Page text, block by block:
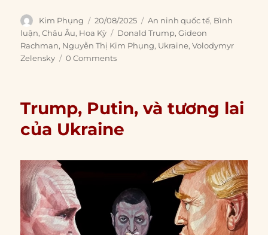
Author
Kim Phụng
Posted
on
20/08/2025 Categories
An ninh quốc tế, Bình
luận,Châu Âu, Hoa Kỳ Tags
Donald Trump,Gideon
Rachman, Nguyễn Thị Kim Phụng, Ukraine,Volodymyr
Zelensky
0 Comments
Trump, Putin, và tương lai
của Ukraine